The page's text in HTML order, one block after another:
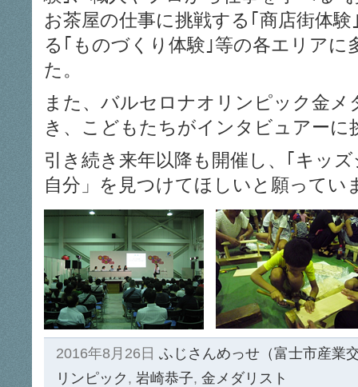
お茶屋の仕事に挑戦する｢商店街体
る｢ものづくり体験｣等の各エリアに
た。
また、バルセロナオリンピック金
き、こどもたちがインタビュアーに
引き続き来年以降も開催し、｢キッ
自分」を見つけてほしいと願ってい
2016年8月26日 ふじさんめっせ（富士市産業
リンピック, 岩崎恭子, 金メダリスト